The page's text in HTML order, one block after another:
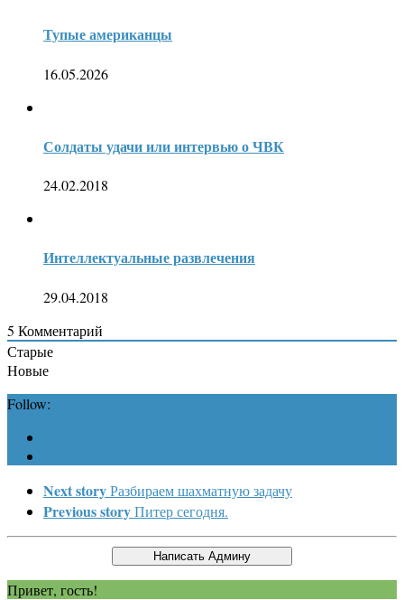
Тупые американцы
16.05.2026
Солдаты удачи или интервью о ЧВК
24.02.2018
Интеллектуальные развлечения
29.04.2018
5 Комментарий
Старые
Новые
Follow:
Next storyРазбираем шахматную задачу
Previous storyПитер сегодня.
Привет, гость!